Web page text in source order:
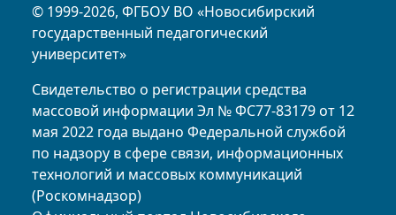
© 1999-2026, ФГБОУ ВО «Новосибирский
государственный педагогический
университет»
Свидетельство о регистрации средства
массовой информации Эл № ФС77-83179 от 12
мая 2022 года выдано Федеральной службой
по надзору в сфере связи, информационных
технологий и массовых коммуникаций
(Роскомнадзор)